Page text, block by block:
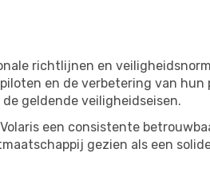
richtlijnen en
en de verbetering van hun
geldende veiligheidseisen.
een consistente
gezien als een